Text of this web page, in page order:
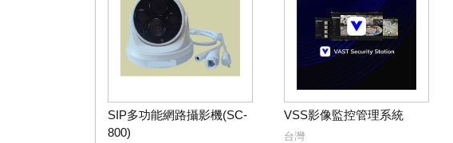
SIP多功能網路攝影機(SC-
800)
VSS影像監控管理系統
台灣